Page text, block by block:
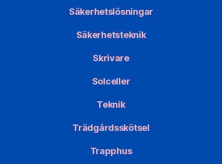
Säkerhetslösningar
Säkerhetsteknik
Skrivare
Solceller
Teknik
Trädgårdsskötsel
Trapphus